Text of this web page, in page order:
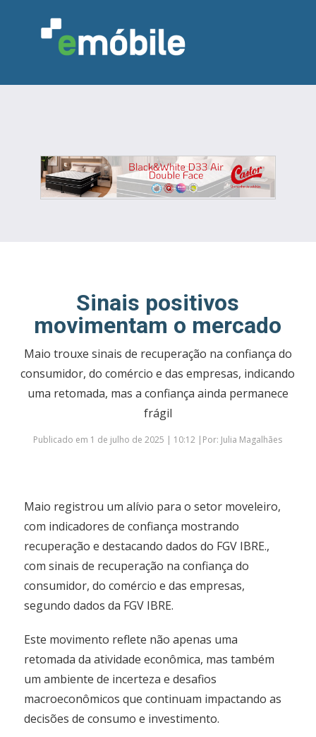
INDÚSTRIA MARCENARIA
DESIGN & DECORAÇÃO
INDICADORES
FEIRAS NOTÍCIAS
Sinais positivos
movimentam o mercado
Maio trouxe sinais de recuperação na confiança do
consumidor, do comércio e das empresas, indicando
uma retomada, mas a confiança ainda permanece
frágil
Publicado em 1 de julho de 2025 | 10:12 |Por: Julia Magalhães
Maio registrou um alívio para o setor moveleiro,
com indicadores de confiança mostrando
recuperação e destacando dados do FGV IBRE.,
com sinais de recuperação na confiança do
consumidor, do comércio e das empresas,
segundo dados da FGV IBRE.
Este movimento reflete não apenas uma
retomada da atividade econômica, mas também
um ambiente de incerteza e desafios
macroeconômicos que continuam impactando as
decisões de consumo e investimento.